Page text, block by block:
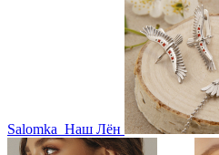
Salomka Наш Лён